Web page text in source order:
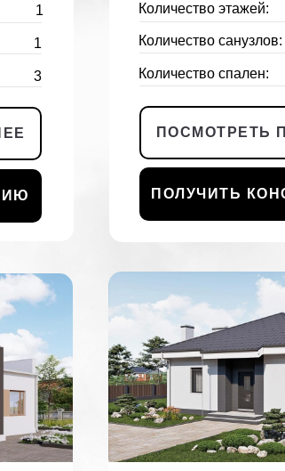
Количество этажей:
1
Количество санузлов:
1
Количество спален:
3
ПОСМОТРЕТЬ
ПОЛУЧИТЬ